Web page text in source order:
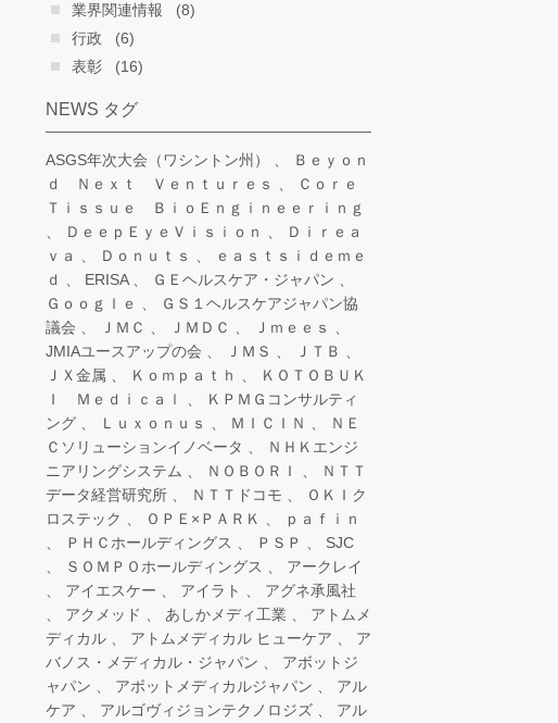
業界関連情報
(8)
行政
(6)
表彰
(16)
NEWS タグ
ASGS年次大会（ワシントン州）
Ｂｅｙｏｎ
ｄ Ｎｅｘｔ Ｖｅｎｔｕｒｅｓ
Ｃｏｒｅ
Ｔｉｓｓｕｅ ＢｉｏＥｎｇｉｎｅｅｒｉｎｇ
ＤｅｅｐＥｙｅＶｉｓｉｏｎ
Ｄｉｒｅａ
ｖａ
Ｄｏｎｕｔｓ
ｅａｓｔｓｉｄｅｍｅ
ｄ
ERISA
ＧＥヘルスケア・ジャパン
Ｇｏｏｇｌｅ
ＧＳ１ヘルスケアジャパン協
議会
ＪＭＣ ＪＭＤＣ
Ｊｍｅｅｓ
JMIAユースアップの会
ＪＭＳ
ＪＴＢ
ＪＸ金属
Ｋｏｍｐａｔｈ
ＫＯＴＯＢＵＫ
Ｉ Ｍｅｄｉｃａｌ
ＫＰＭＧコンサルティ
ング
Ｌｕｘｏｎｕｓ ＭＩＣＩＮ
ＮＥ
Ｃソリューションイノベータ
ＮＨＫエンジ
ニアリングシステム
ＮＯＢＯＲＩ
ＮＴＴ
データ経営研究所
ＮＴＴドコモ
ＯＫＩク
ロステック
ＯＰＥ×ＰＡＲＫ
ｐａｆｉｎ
ＰＨＣホールディングス
ＰＳＰ
SJC
ＳＯＭＰＯホールディングス
アークレイ
アイエスケー
アイラト
アグネ承風社
アクメッド
あしかメディ工業
アトムメ
ディカル
アトムメディカル ヒューケア
ア
バノス・メディカル・ジャパン
アボットジ
ャパン
アボットメディカルジャパン
アル
ケア
アルゴヴィジョンテクノロジズ
アル